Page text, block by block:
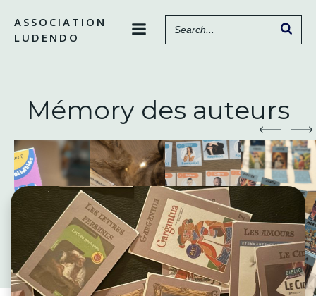
contenu
ASSOCIATION
LUDENDO
Mémory des auteurs